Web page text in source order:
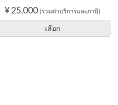
¥ 25,000 (รวมค่าบริการและภาษี)
เลือก